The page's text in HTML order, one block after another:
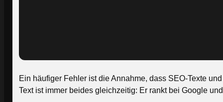
Ein häufiger Fehler ist die Annahme, dass SEO-Texte
Text ist immer beides gleichzeitig: Er rankt bei Google